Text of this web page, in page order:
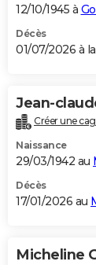
S'inscrire
Se connecter
Lycées
Collèges
Primaires
Universités
Entreprises
Service militaire
Avis de
AVIS DE DÉCÈS
Bricolage
Lifestyle
Culture
Sport
Auto
Television
Voyage
Cinema
12/10/1945 à
Décès
01/07/2026 à la
Jean-
Créer une
Naissance
29/03/1942 au
Décès
17/01/2026 au
Micheline